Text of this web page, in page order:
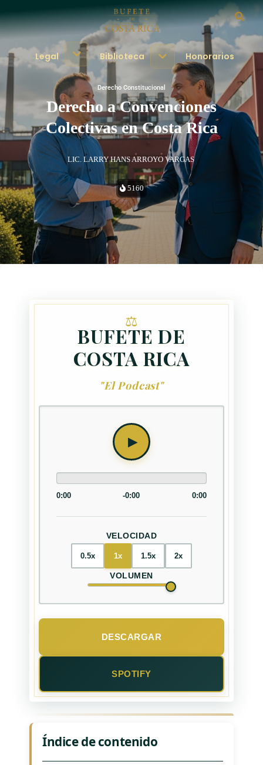
Legal Biblioteca Honorarios
Derecho Constitucional
Derecho a Convenciones
Colectivas en Costa Rica
LIC. LARRY HANS ARROYO VARGAS
5160
BUFETE DE
COSTA RICA
"El Podcast"
0:00 -0:00 0:00
VELOCIDAD
0.5x 1x 1.5x 2x
VOLUMEN
DESCARGAR
SPOTIFY
Índice de contenido